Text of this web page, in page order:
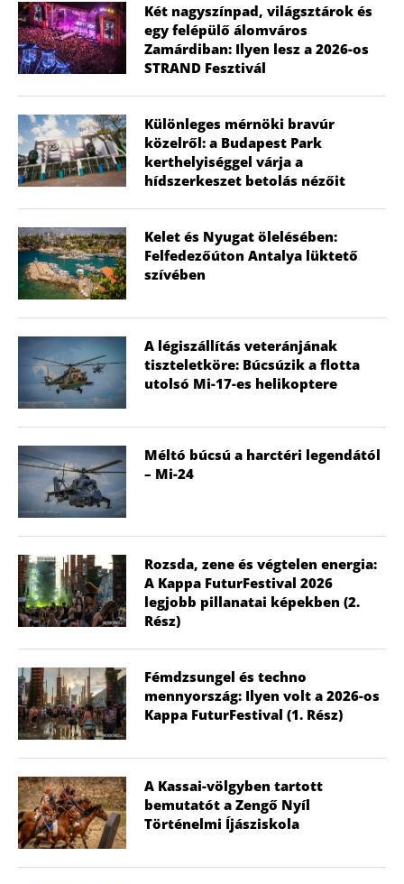
Két nagyszínpad, világsztárok és
egy felépülő álomváros
Zamárdiban: Ilyen lesz a 2026-os
STRAND Fesztivál
Különleges mérnöki bravúr
közelről: a Budapest Park
kerthelyiséggel várja a
hídszerkeszet betolás nézőit
Kelet és Nyugat ölelésében:
Felfedezőúton Antalya lüktető
szívében
A légiszállítás veteránjának
tiszteletköre: Búcsúzik a flotta
utolsó Mi-17-es helikoptere
Méltó búcsú a harctéri legendától
– Mi-24
Rozsda, zene és végtelen energia:
A Kappa FuturFestival 2026
legjobb pillanatai képekben (2.
Rész)
Fémdzsungel és techno
mennyország: Ilyen volt a 2026-os
Kappa FuturFestival (1. Rész)
A Kassai-völgyben tartott
bemutatót a Zengő Nyíl
Történelmi Íjásziskola